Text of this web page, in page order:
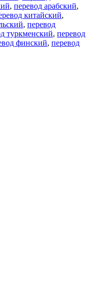
, перевод арабский,
китайский,
, перевод
туркменский, перевод
финский, перевод